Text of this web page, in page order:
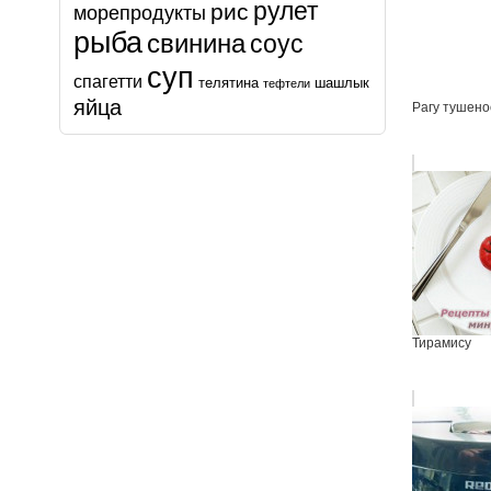
морепродукты рис рулет
рыбасвининасоус
спагетти суп телятина тефтели шашлык
яйца Рагу
Тирамису